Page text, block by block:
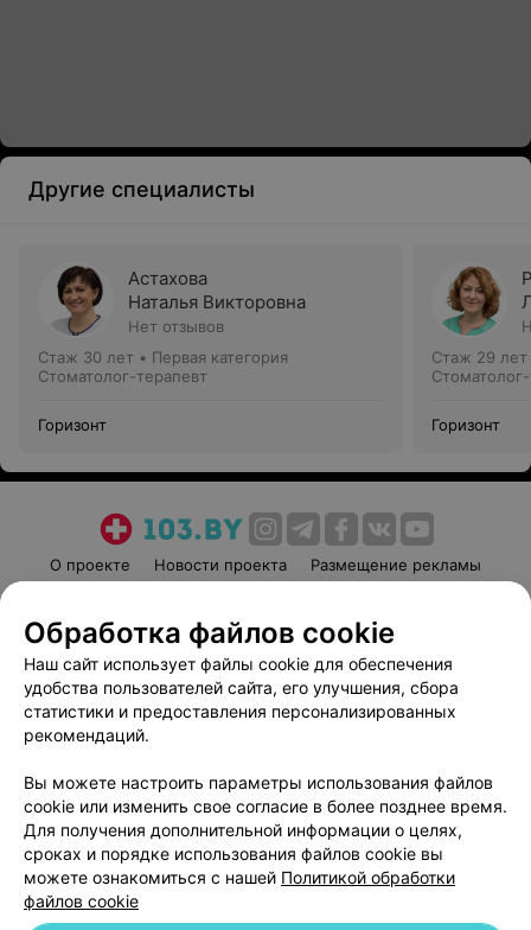
Другие специалисты
Астахова
Наталья Викторовна
Нет отзывов
Стаж 30 лет • Первая категория
Стоматолог-терапевт
Горизонт
Стаж 29 лет
Горизонт
О проекте Новости проекта
Размещение рекламы
Пользовательское соглашение
Способы оплаты
Вакансии
Партнеры
Написать руководителю 103.by
Обработка персональных данных
Обработка файлов cookie
Наш сайт использует файлы cookie для обеспечения
удобства пользователей сайта, его улучшения, сбора
статистики и предоставления персонализированных
рекомендаций.
Вы можете настроить параметры использования файлов
cookie или изменить свое согласие в более позднее время.
Для получения дополнительной информации о целях,
сроках и порядке использования файлов cookie вы
можете ознакомиться с нашей Политикой обработки
файлов cookie